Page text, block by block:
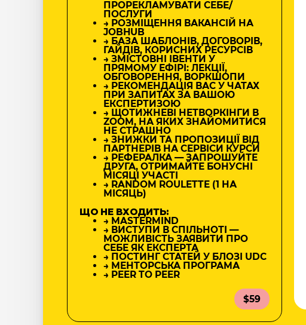
ПРОРЕКЛАМУВАТИ СЕБЕ/
ПОСЛУГИ
→ РОЗМІЩЕННЯ ВАКАНСІЙ НА
JOBHUB
→ БАЗА ШАБЛОНІВ, ДОГОВОРІВ,
ГАЙДІВ, КОРИСНИХ РЕСУРСІВ
→ ЗМІСТОВНІ ІВЕНТИ У
ПРЯМОМУ ЕФІРІ: ЛЕКЦІЇ,
ОБГОВОРЕННЯ, ВОРКШОПИ
→ РЕКОМЕНДАЦІЯ ВАС У ЧАТАХ
ПРИ ЗАПИТАХ ЗА ВАШОЮ
ЕКСПЕРТИЗОЮ
→ ЩОТИЖНЕВІ НЕТВОРКІНГИ В
ZOOM, НА ЯКИХ ЗНАЙОМИТИСЯ
НЕ СТРАШНО
→ ЗНИЖКИ ТА ПРОПОЗИЦІЇ ВІД
ПАРТНЕРІВ НА СЕРВІСИ КУРСИ
→ РЕФЕРАЛКА — ЗАПРОШУЙТЕ
ДРУГА, ОТРИМАЙТЕ БОНУСНІ
МІСЯЦІ УЧАСТІ
→ RANDOM ROULETTE (1 НА
МІСЯЦЬ)
ЩО НЕ ВХОДИТЬ:
→ MASTERMIND
→ ВИСТУПИ В СПІЛЬНОТІ —
МОЖЛИВІСТЬ ЗАЯВИТИ ПРО
СЕБЕ ЯК ЕКСПЕРТА
→ ПОСТИНГ СТАТЕЙ У БЛОЗІ UDC
→ МЕНТОРСЬКА ПРОГРАМА
→ PEER TO PEER
$59